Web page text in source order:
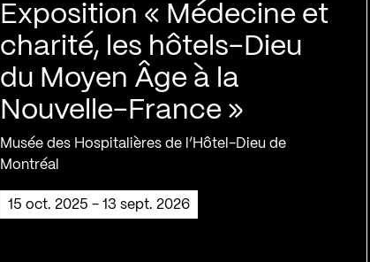
Exposition « Médecine et
charité, les hôtels-Dieu
du Moyen Âge à la
Nouvelle-France »
Musée des Hospitalières de l’Hôtel-Dieu de
Montréal
15 oct. 2025 - 13 sept. 2026